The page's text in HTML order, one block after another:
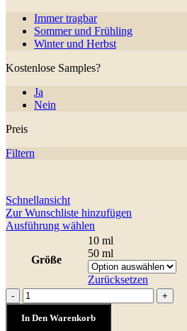
Immer tragbar
Sommer und Frühling
Winter und Herbst
Kostenlose Samples?
Ja
Nein
Preis
Filtern
Schnellansicht
Zur Wunschliste hinzufügen
Ausführung wählen
Produkt
weist
mehrere
Varianten
auf.
Die
Optionen
Größe
10 ml
50 ml
Zurücksetzen
-
Concipio
Menge
+
In Den Warenkorb